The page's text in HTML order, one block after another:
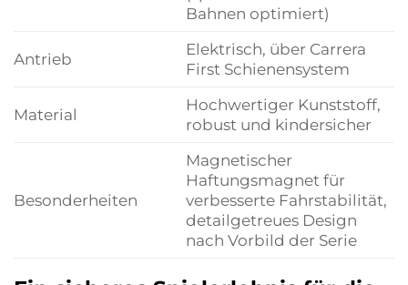
Bahnen optimiert)
Antrieb
Elektrisch, über Carrera
First Schienensystem
Material
Hochwertiger Kunststoff,
robust und kindersicher
Besonderheiten
Magnetischer
Haftungsmagnet für
verbesserte Fahrstabilität,
detailgetreues Design
nach Vorbild der Serie